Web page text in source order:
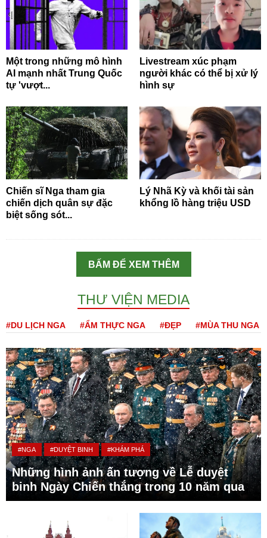
Một trong những mô hình
AI mạnh nhất Trung Quốc
tự 'vượt...
Livestream xúc phạm
người khác có thể bị xử lý
hình sự
Chiến sĩ Nga tham gia
chiến dịch quân sự đặc
biệt sống sót...
Lý Nhã Kỳ và khối tài sản
khổng lồ hàng triệu USD
BẤM ĐỂ XEM THÊM
THƯ VIỆN MEDIA
#DU LỊCH NGA #ẨM THỰC NGA #ĐẸP #MÙA THU NGA
#NGA #DUYỆT BINH #KHÁM PHÁ
Những hình ảnh ấn tượng về Lễ duyệt
binh Ngày Chiến thắng trong 10 năm qua